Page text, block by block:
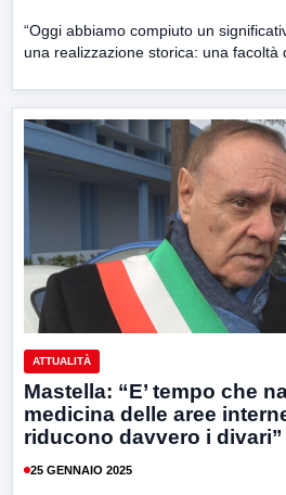
“Oggi abbiamo compiuto un
una realizzazione storica: una facoltà
ATTUALITÀ
Mastella: “E’ tempo che
medicina delle aree
riducono davvero i divari”
25 GENNAIO 2025